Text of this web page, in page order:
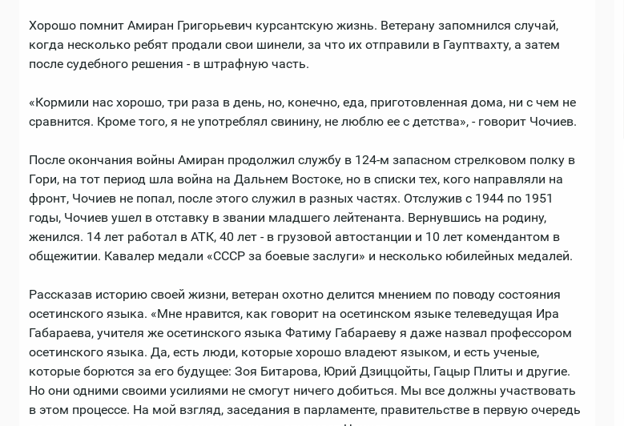
Хорошо помнит Амиран Григорьевич курсантскую жизнь. Ветерану запомнился случай,
когда несколько ребят продали свои шинели, за что их отправили в Гауптвахту, а затем
после судебного решения - в штрафную часть.
«Кормили нас хорошо, три раза в день, но, конечно, еда, приготовленная дома, ни с чем не
сравнится. Кроме того, я не употреблял свинину, не люблю ее с детства», - говорит Чочиев.
После окончания войны Амиран продолжил службу в 124-м запасном стрелковом полку в
Гори, на тот период шла война на Дальнем Востоке, но в списки тех, кого направляли на
фронт, Чочиев не попал, после этого служил в разных частях. Отслужив с 1944 по 1951
годы, Чочиев ушел в отставку в звании младшего лейтенанта. Вернувшись на родину,
женился. 14 лет работал в АТК, 40 лет - в грузовой автостанции и 10 лет комендантом в
общежитии. Кавалер медали «СССР за боевые заслуги» и несколько юбилейных медалей.
Рассказав историю своей жизни, ветеран охотно делится мнением по поводу состояния
осетинского языка. «Мне нравится, как говорит на осетинском языке телеведущая Ира
Габараева, учителя же осетинского языка Фатиму Габараеву я даже назвал профессором
осетинского языка. Да, есть люди, которые хорошо владеют языком, и есть ученые,
которые борются за его будущее: Зоя Битарова, Юрий Дзиццойты, Гацыр Плиты и другие.
Но они одними своими усилиями не смогут ничего добиться. Мы все должны участвовать
в этом процессе. На мой взгляд, заседания в парламенте, правительстве в первую очередь